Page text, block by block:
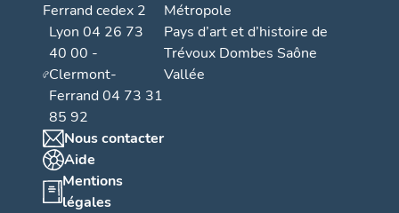
Ferrand cedex 2
Lyon 04 26 73
40 00 -
Clermont-
Ferrand 04 73 31
85 92
Nous contacter
Aide
Mentions
légales
Métropole
Pays d’art et d’histoire de
Trévoux Dombes Saône
Vallée